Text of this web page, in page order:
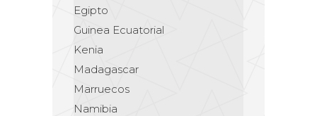
Egipto
Guinea Ecuatorial
Kenia
Madagascar
Marruecos
Namibia